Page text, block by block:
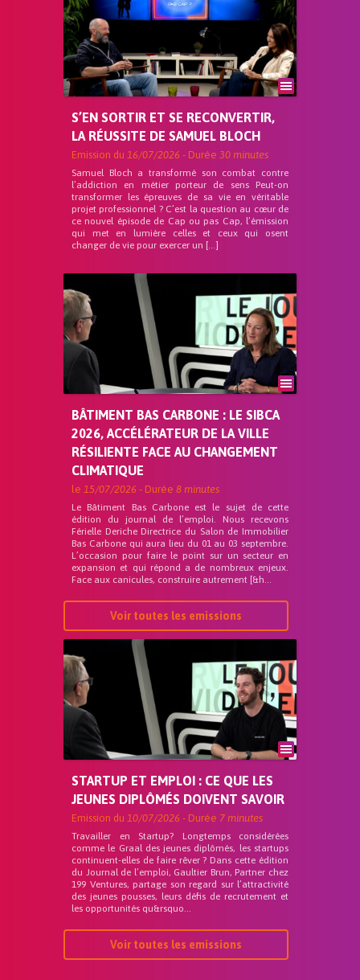
S’EN SORTIR ET SE RECONVERTIR,
LA RÉUSSITE DE SAMUEL BLOCH
Emission du 16/07/2026 - Durée 30 minutes
Samuel Bloch a transformé son combat contre
l’addiction en métier porteur de sens Peut-on
transformer les épreuves de sa vie en véritable
projet professionnel ? C’est la question au cœur de
ce nouvel épisode de Cap ou pas Cap, l’émission
qui met en lumière celles et ceux qui osent
changer de vie pour exercer un […]
BÂTIMENT BAS CARBONE : LE SIBCA
2026, ACCÉLÉRATEUR DE LA VILLE
RÉSILIENTE FACE AU CHANGEMENT
CLIMATIQUE
le 15/07/2026 - Durée 8 minutes
Le Bâtiment Bas Carbone est le sujet de cette
édition du journal de l’emploi. Nous recevons
Férielle Deriche Directrice du Salon de Immobilier
Bas Carbone qui aura lieu du 01 au 03 septembre.
L’occasion pour faire le point sur un secteur en
expansion et qui répond a de nombreux enjeux.
Face aux canicules, construire autrement [&h...
Voir toutes les emissions
STARTUP ET EMPLOI : CE QUE LES
JEUNES DIPLÔMÉS DOIVENT SAVOIR
Emission du 10/07/2026 - Durée 7 minutes
Travailler en Startup? Longtemps considérées
comme le Graal des jeunes diplômés, les startups
continuent-elles de faire rêver ? Dans cette édition
du Journal de l’emploi, Gaultier Brun, Partner chez
199 Ventures, partage son regard sur l’attractivité
des jeunes pousses, leurs défis de recrutement et
les opportunités qu&rsquo...
Voir toutes les emissions